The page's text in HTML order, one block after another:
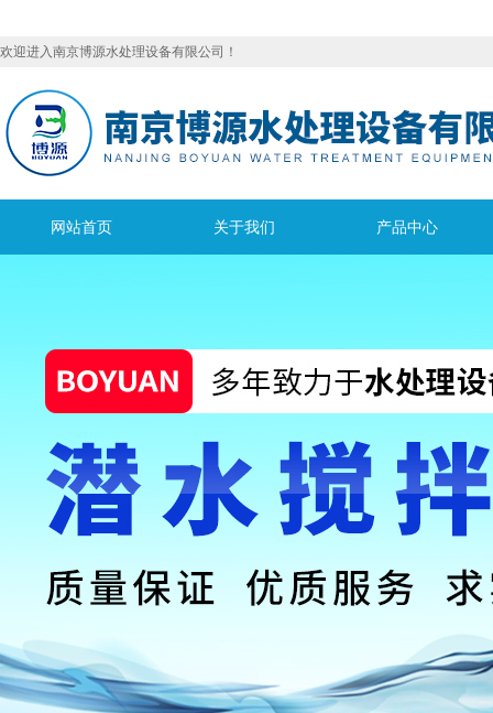
欢迎进入南京博源水处理设备有限公司！
网站首页 关于我们 产品中心